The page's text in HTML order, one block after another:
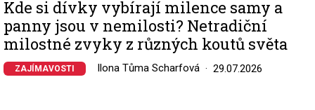
Kde si dívky vybírají milence samy a
panny jsou v nemilosti? Netradiční
milostné zvyky z různých koutů světa
ZAJÍMAVOSTI Ilona Tůma Scharfová 29.07.2026